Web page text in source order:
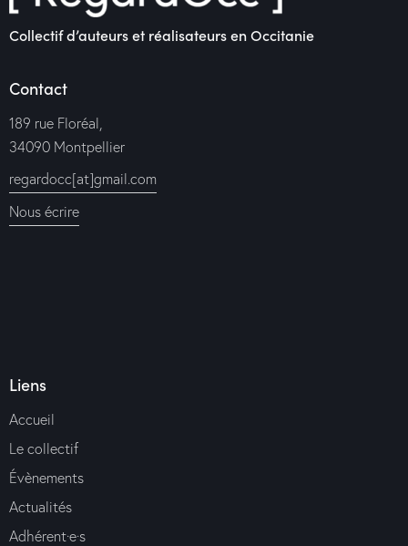
Collectif d’auteurs et réalisateurs en Occitanie
Contact
189 rue Floréal,
34090 Montpellier
regardocc[at]gmail.com
Nous écrire
Liens
Accueil
Le collectif
Évènements
Actualités
Adhérent·e·s